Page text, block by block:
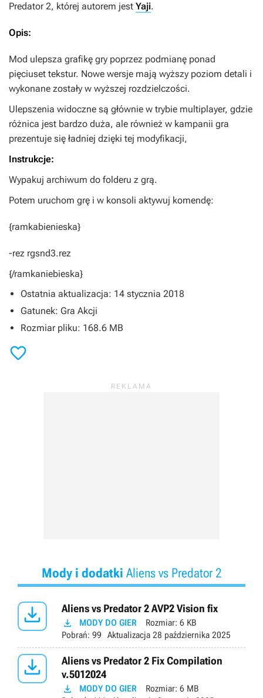
Predator 2, której autorem jest Yaji.
Opis:
Mod ulepsza grafikę gry poprzez podmianę ponad
pięciuset tekstur. Nowe wersje mają wyższy poziom detali i
wykonane zostały w wyższej rozdzielczości.
Ulepszenia widoczne są głównie w trybie multiplayer, gdzie
różnica jest bardzo duża, ale również w kampanii gra
prezentuje się ładniej dzięki tej modyfikacji,
Instrukcje:
Wypakuj archiwum do folderu z grą.
Potem uruchom grę i w konsoli aktywuj komendę:
{ramkabienieska}
-rez rgsnd3.rez
{/ramkaniebieska}
Ostatnia aktualizacja: 14 stycznia 2018
Gatunek: Gra Akcji
Rozmiar pliku: 168.6 MB

Mody i dodatki Aliens vs Predator 2
 Aliens vs Predator 2 AVP2 Vision fix
 MODY DO GIER Rozmiar: 6 KB
Pobrań: 99 Aktualizacja 28 października 2025

Aliens vs Predator 2 Fix Compilation
v.5012024
 MODY DO GIER Rozmiar: 6 MB